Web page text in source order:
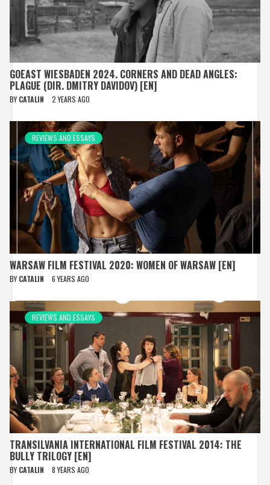
GOEAST WIESBADEN 2024. CORNERS AND DEAD ANGLES:
PLAGUE (DIR. DMITRY DAVIDOV) [EN]
BY CATALIN 2 YEARS AGO
REVIEWS AND ESSAYS
WARSAW FILM FESTIVAL 2020: WOMEN OF WARSAW [EN]
BY CATALIN 6 YEARS AGO
REVIEWS AND ESSAYS
TRANSILVANIA INTERNATIONAL FILM FESTIVAL 2014: THE
BULLY TRILOGY [EN]
BY CATALIN 8 YEARS AGO